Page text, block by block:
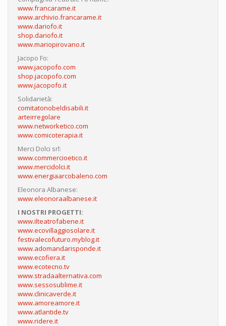
www.francarame.it
www.archivio.francarame.it
www.dariofo.it
shop.dariofo.it
www.mariopirovano.it
Jacopo Fo:
www.jacopofo.com
shop.jacopofo.com
www.jacopofo.it
Solidarietà:
comitatonobeldisabili.it
arteirregolare
www.networketico.com
www.comicoterapia.it
Merci Dolci srl:
www.commercioetico.it
www.mercidolci.it
www.energiaarcobaleno.com
Eleonora Albanese:
www.eleonoraalbanese.it
I NOSTRI PROGETTI:
www.ilteatrofabene.it
www.ecovillaggiosolare.it
festivalecofuturo.myblog.it
www.adomandarisponde.it
www.ecofiera.it
www.ecotecno.tv
www.stradaalternativa.com
www.sessosublime.it
www.clinicaverde.it
www.amoreamore.it
www.atlantide.tv
www.ridere.it